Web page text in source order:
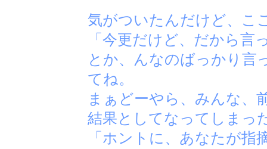
気がついたんだけど、こ
「今更だけど、だから
とか、んなのばっかり言
てね。
まぁどーやら、みんな、
結果としてなってしまっ
「ホントに、あなたが指